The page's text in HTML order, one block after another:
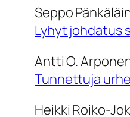
Seppo
Lyhyt johdatus
Antti O.
Tunnettuja
Heikki Roiko-